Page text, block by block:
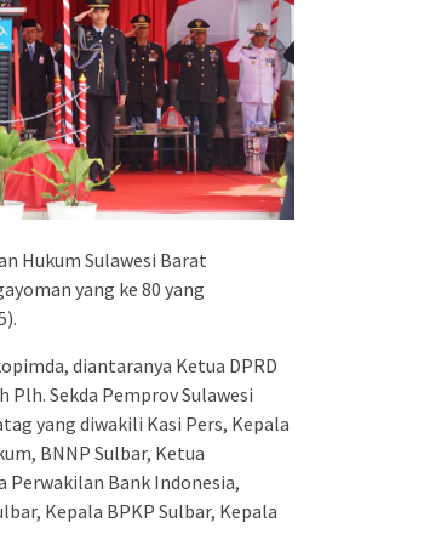
Hukum Sulawesi Barat
yang ke 80 yang
diantaranya Ketua DPRD
Sekda Pemprov Sulawesi
yang diwakili Kasi Pers, Kepala
BNNP Sulbar, Ketua
Perwakilan Bank Indonesia,
Kepala BPKP Sulbar, Kepala